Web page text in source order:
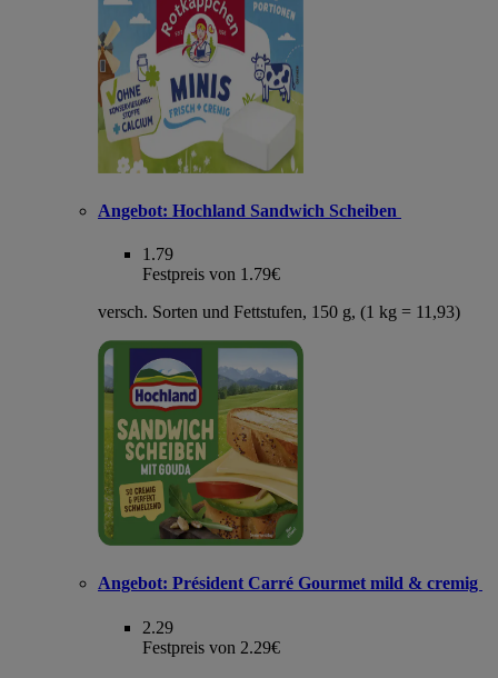
Angebot: Hochland Sandwich Scheiben
1.79
Festpreis von 1.79€
versch. Sorten und Fettstufen, 150 g, (1 kg = 11,93)
Angebot: Président Carré Gourmet mild & cremig
2.29
Festpreis von 2.29€